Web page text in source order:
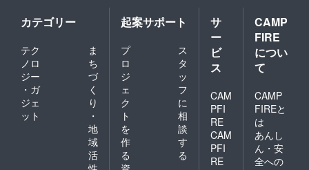
・感謝
を込め
て、手
書きの
メッ
セージ
カード
いたし
ます
カテゴリー
テク
ノロ
ジー
・ガ
ジェ
ット
ま
ち
づ
く
り
・
地
域
活
起案サポート
プ
ロ
ジ
ェ
ク
ト
を
作
る
ス
タ
ッ
フ
に
相
談
す
る
サ
ー
ビ
ス
CAM
PFI
RE
CAM
PFI
RE
CAMP
FIRE
につい
て
CAMP
FIREと
は
あんし
ん・安
全への